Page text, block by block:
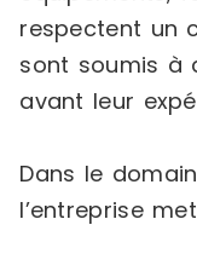
respectent un
sont soumis à
avant leur
Dans le
l’entreprise